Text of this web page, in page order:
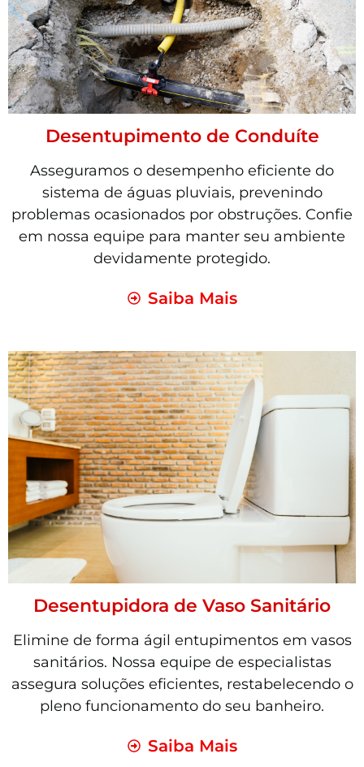
Desentupimento de Conduíte
Asseguramos o desempenho eficiente do
sistema de águas pluviais, prevenindo
problemas ocasionados por obstruções. Confie
em nossa equipe para manter seu ambiente
devidamente protegido.
Saiba Mais
Desentupidora de Vaso Sanitário
Elimine de forma ágil entupimentos em vasos
sanitários. Nossa equipe de especialistas
assegura soluções eficientes, restabelecendo o
pleno funcionamento do seu banheiro.
Saiba Mais